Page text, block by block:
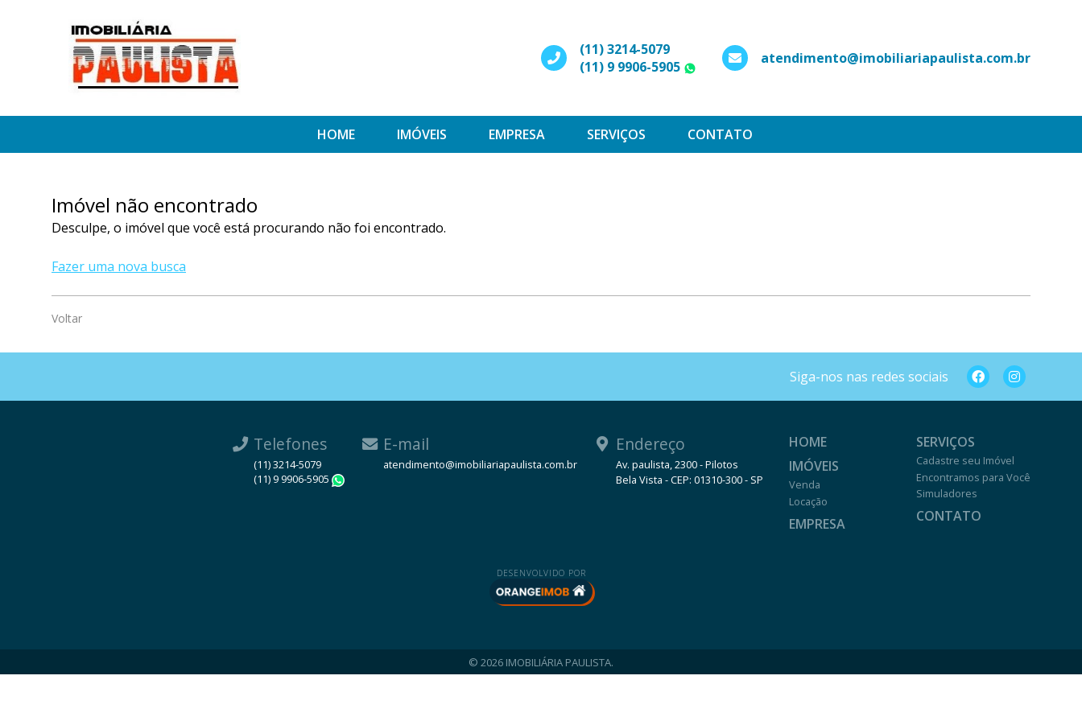
(11) 3214-5079
(11) 9 9906-5905
WhatsApp
atendimento@imobiliariapaulista.com.br
HOME IMÓVEIS EMPRESA SERVIÇOS CONTATO
Imóvel não encontrado
Desculpe, o imóvel que você está procurando não foi encontrado.
Fazer uma nova busca
Voltar
Siga-nos nas redes sociais
Telefones
(11) 3214-5079
(11) 9 9906-5905
E-mail
atendimento@imobiliariapaulista.com.br
Endereço
Av. paulista, 2300 - Pilotos
Bela Vista - CEP: 01310-300 - SP
HOME
IMÓVEIS
Venda
Locação
EMPRESA
SERVIÇOS
Cadastre seu Imóvel
Encontramos para Você
Simuladores
CONTATO
DESENVOLVIDO POR
© 2026 IMOBILIÁRIA PAULISTA.